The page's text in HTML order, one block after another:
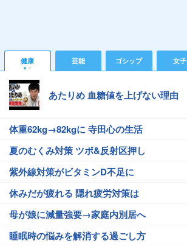
健康 芸能 ゴシップ 女子
あたりめ 血糖値を上げない理由
体重62kg→82kgに 寺田心の生活
夏のむくみ対策 ツボ&反射区押し
紫外線対策がビタミンD不足に
休みだが疲れる 隠れ疲労対策は
母が娘に減量強要→家庭内別居へ
睡眠時の悩みを解消する過ごし方